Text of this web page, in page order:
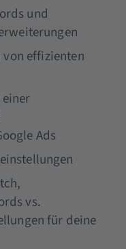
und
effizienten
Ads
vs.
für deine